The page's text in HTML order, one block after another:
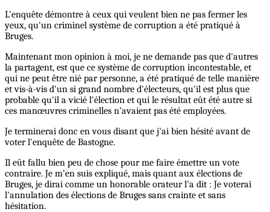
L'enquête démontre à ceux qui veulent bien ne pas fermer les
yeux, qu'un criminel système de corruption a été pratiqué à
Bruges.
Maintenant mon opinion à moi, je ne demande pas que d'autres
la partagent, est que ce système de corruption incontestable, et
qui ne peut être nié par personne, a été pratiqué de telle manière
et vis-à-vis d'un si grand nombre d'électeurs, qu'il est plus que
probable qu'il a vicié l'élection et qui le résultat eût été autre si
ces manœuvres criminelles n’avaient pas été employées.
Je terminerai donc en vous disant que j'ai bien hésité avant de
voter l'enquête de Bastogne.
Il eût fallu bien peu de chose pour me faire émettre un vote
contraire. Je m'en suis expliqué, mais quant aux élections de
Bruges, je dirai comme un honorable orateur l'a dit : Je voterai
l'annulation des élections de Bruges sans crainte et sans
hésitation.